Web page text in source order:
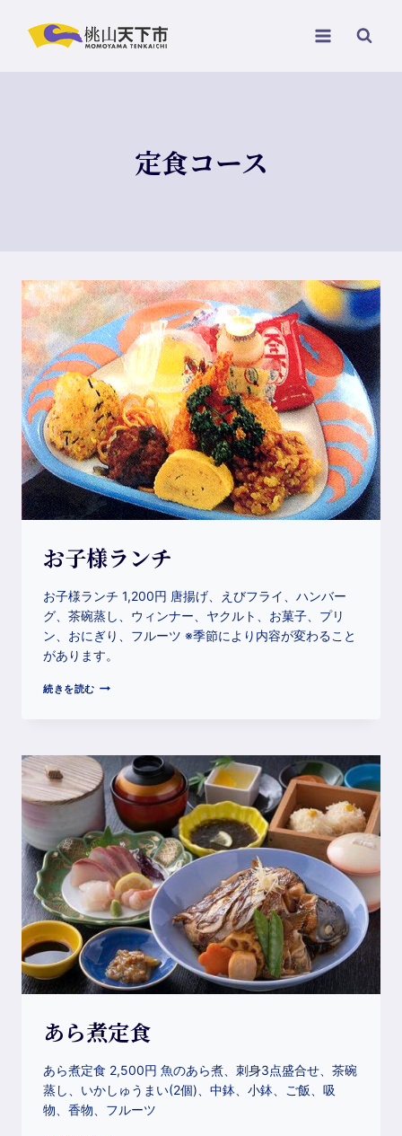
定食コース
お子様ランチ
お子様ランチ 1,200円 唐揚げ、えびフライ、ハンバー
グ、茶碗蒸し、ウィンナー、ヤクルト、お菓子、プリ
ン、おにぎり、フルーツ ※季節により内容が変わること
があります。
続きを読む
あら煮定食
あら煮定食 2,500円 魚のあら煮、刺身3点盛合せ、茶碗
蒸し、いかしゅうまい(2個)、中鉢、小鉢、ご飯、吸
物、香物、フルーツ